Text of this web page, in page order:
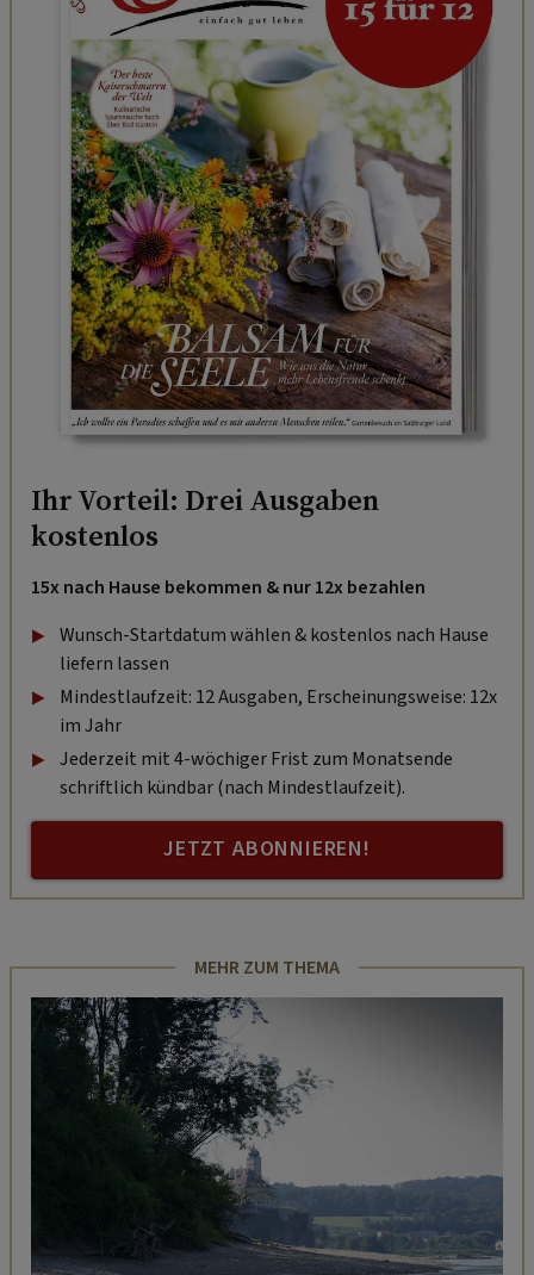
Ihr Vorteil: Drei Ausgaben
kostenlos
15x nach Hause bekommen & nur 12x bezahlen
Wunsch-Startdatum wählen & kostenlos nach Hause
liefern lassen
Mindestlaufzeit: 12 Ausgaben, Erscheinungsweise: 12x
im Jahr
Jederzeit mit 4-wöchiger Frist zum Monatsende
schriftlich kündbar (nach Mindestlaufzeit).
JETZT ABONNIEREN!
MEHR ZUM THEMA